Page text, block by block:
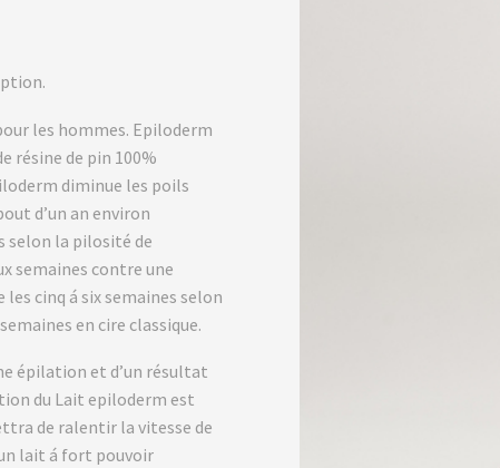
les hommes. Epiloderm
résine de pin 100%
diminue les poils
d’un an environ
selon la pilosité de
semaines contre une
cinq á six semaines selon
en cire classique.
épilation et d’un résultat
du Lait epiloderm est
de ralentir la vitesse de
lait á fort pouvoir